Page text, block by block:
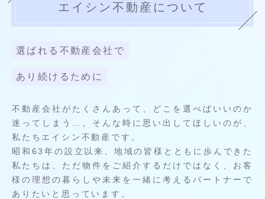
エイシン不動産について
選ばれる不動産会社で
あり続けるために
不動産会社がたくさんあって、どこを選べばいいのか
迷ってしまう…。そんな時に思い出してほしいのが、
私たちエイシン不動産です。
昭和63年の設立以来、地域の皆様とともに歩んできた
私たちは、ただ物件をご紹介するだけではなく、お客
様の理想の暮らしや未来を一緒に考えるパートナーで
ありたいと思っています。